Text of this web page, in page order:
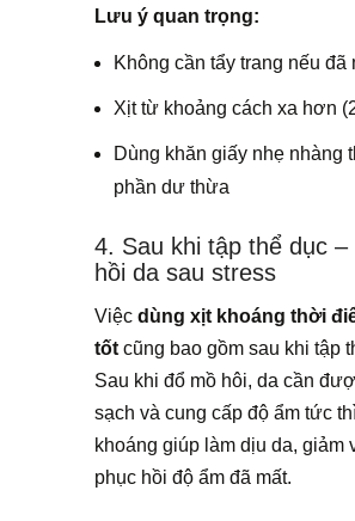
Lưu ý quan trọng:
Không cần tẩy trang nếu đã
Xịt từ khoảng cách xa hơn
Dùng khăn giấy nhẹ nhàng
phần dư thừa
4. Sau khi tập thể dục –
hồi da sau stress
Việc dùng xịt khoáng thời
tốtcũng bao gồm sau khi tập
Sau khi đổ mồ hôi, da cần
sạch và cung cấp độ ẩm tức
khoáng giúp làm dịu da, giảm
phục hồi độ ẩm đã mất.